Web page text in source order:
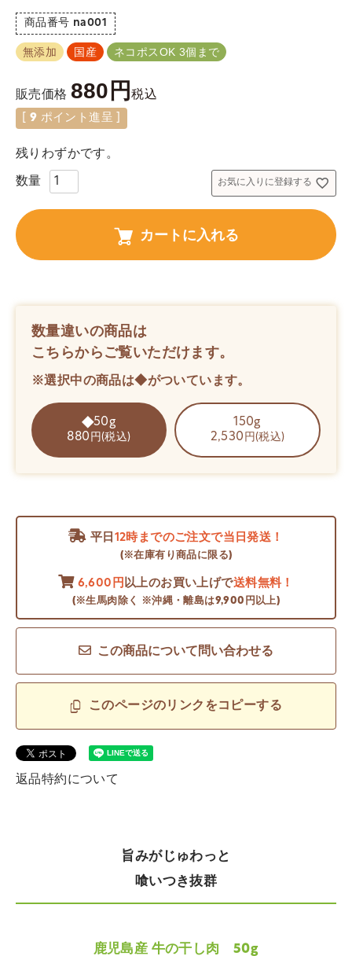
商品番号 na001
無添加 国産 ネコポスOK 3個まで
販売価格 880 税込
9 ポイント進呈 ]
残りわずかです。
お気に入りに登録する
カートに入れる
数量違いの商品は
こちらからご覧いただけます。
※選択中の商品は◆がついています。
50g
880 円(税込)
150g
2,530 円(税込)
平日 12時までのご注文で当日発送！
(※在庫有り商品に限る)
6,600円 以上のお買い上げで送料無料！
(※生馬肉除く ※沖縄・離島は9,900円以上)
この商品について問い合わせる
このページのリンクをコピーする
返品特約について
旨みがじゅわっと
喰いつき抜群
鹿児島産 牛の干し肉 50g